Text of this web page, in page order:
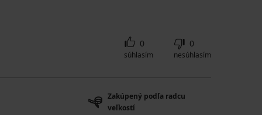
0
súhlasím
0
nesúhlasím
Zakúpený podľa radcu
veľkostí